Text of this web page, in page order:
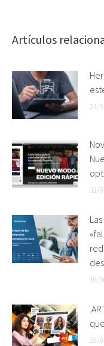
Artículos
24/
03/
16/
22/